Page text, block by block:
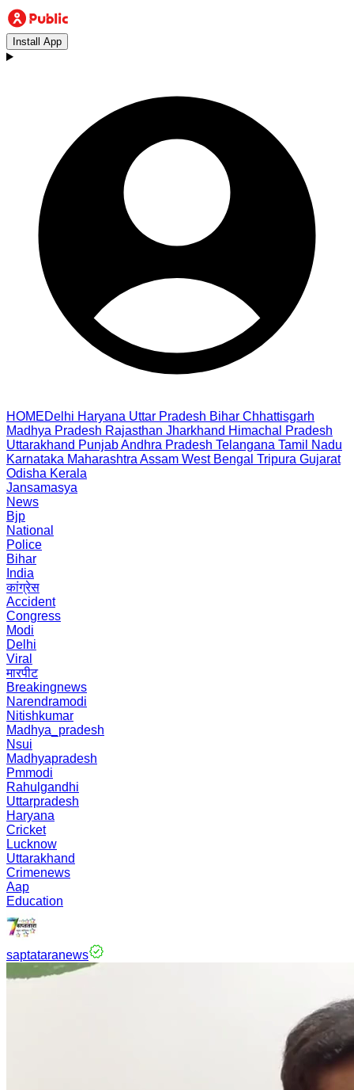
Install App
HOMEDelhi Haryana Uttar Pradesh Bihar Chhattisgarh
Madhya Pradesh Rajasthan Jharkhand Himachal Pradesh
Uttarakhand PunjabAndhra Pradesh Telangana Tamil Nadu
Karnataka Maharashtra Assam West Bengal Tripura Gujarat
Odisha Kerala
Jansamasya
News
Bjp
National
Police
Bihar
India
कांग्रेस
Accident
Congress
Modi
Delhi
Viral
मारपीट
Breakingnews
Narendramodi
Nitishkumar
Madhya_pradesh
Nsui
Madhyapradesh
Pmmodi
Rahulgandhi
Uttarpradesh
Haryana
Cricket
Lucknow
Uttarakhand
Crimenews
Aap
Education
saptataranews